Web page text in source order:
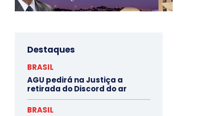
Destaques
BRASIL
AGU pedirá na Justiça a
retirada do Discord do ar
BRASIL